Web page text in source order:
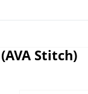
Stitch)